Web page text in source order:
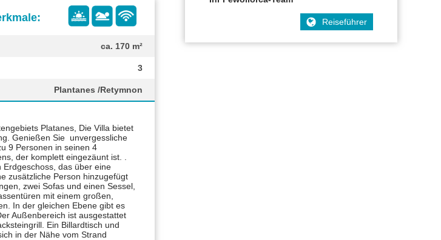
Reiseführer
ca. 170 m²
3
Plantanes /Retymnon
Platanes, Die Villa bietet
Genießen Sie unvergessliche
9 Personen in seinen 4
der komplett eingezäunt ist. .
das über eine
zusätzliche Person hinzugefügt
zwei Sofas und einen Sessel,
mit einem großen,
In der gleichen Ebene gibt es
Außenbereich ist ausgestattet
Ein Billardtisch und
in der Nähe vom Strand